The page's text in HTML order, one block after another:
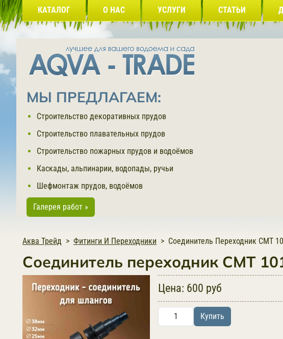
КАТАЛОГ О НАС УСЛУГИ СТАТЬИ
МЫ ПРЕДЛАГАЕМ:
Строительство декоративных прудов
Строительство плавательных прудов
Строительство пожарных прудов и водоёмов
Каскады, альпинарии, водопады, ручьи
Шефмонтаж прудов, водоёмов
Галерея работ »
Аква Трейд Фитинги И Переходники Соединитель Переходник CMT
Соединитель переходник CMT
Цена: 600 руб
Купить